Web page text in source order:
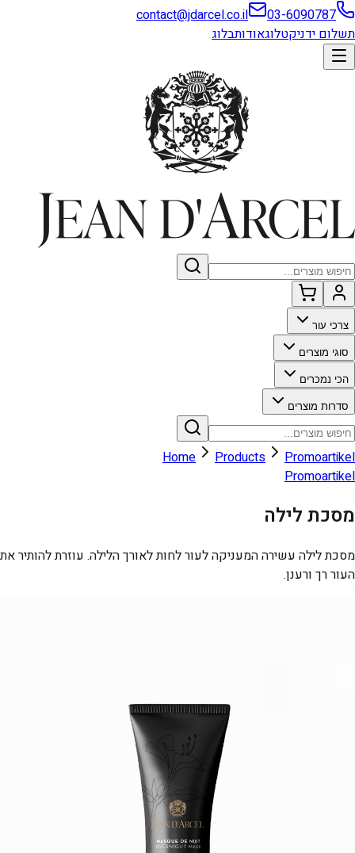
03-6090787
contact@jdarcel.co.il
תשלום ידניקטלוגאודותבלוג
צרכי עור
סוגי מוצרים
הכי נמכרים
סדרות מוצרים
Home Products
Promoartikel
Promoartikel
מסכת לילה
מסכת לילה עשירה המעניקה לעור לחות לאורך הלילה. עוזרת להותיר את
העור רך ורענן.